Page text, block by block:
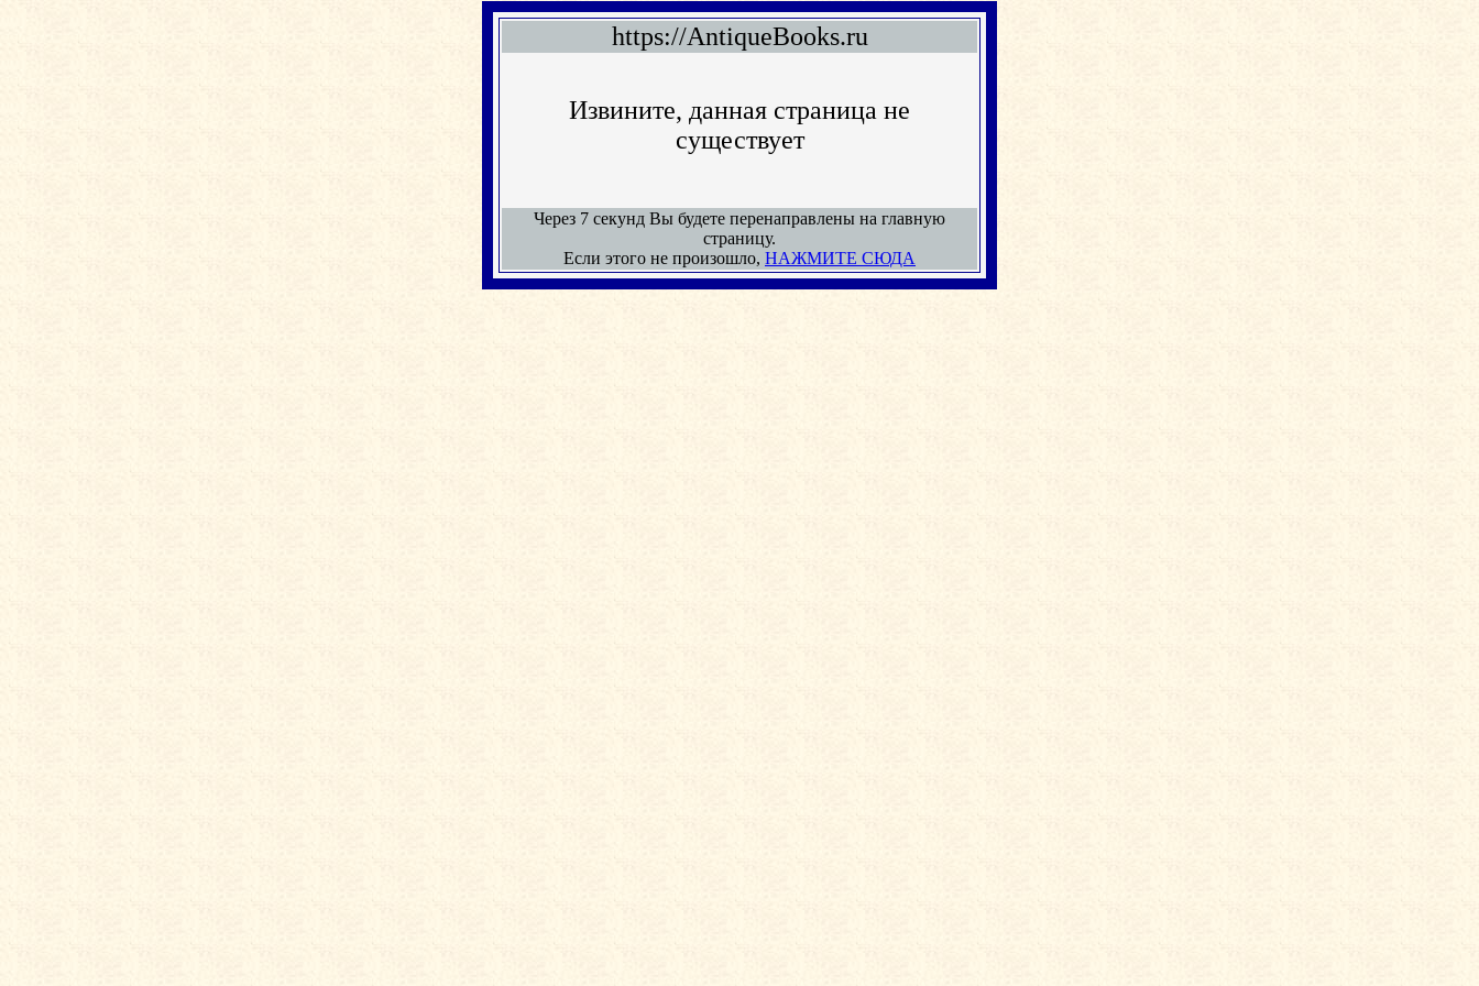
https://AntiqueBooks.ru
Извините, данная страница не
существует
Через 7 секунд Вы будете перенаправлены на главную
страницу.
Если этого не произошло, НАЖМИТЕ СЮДА